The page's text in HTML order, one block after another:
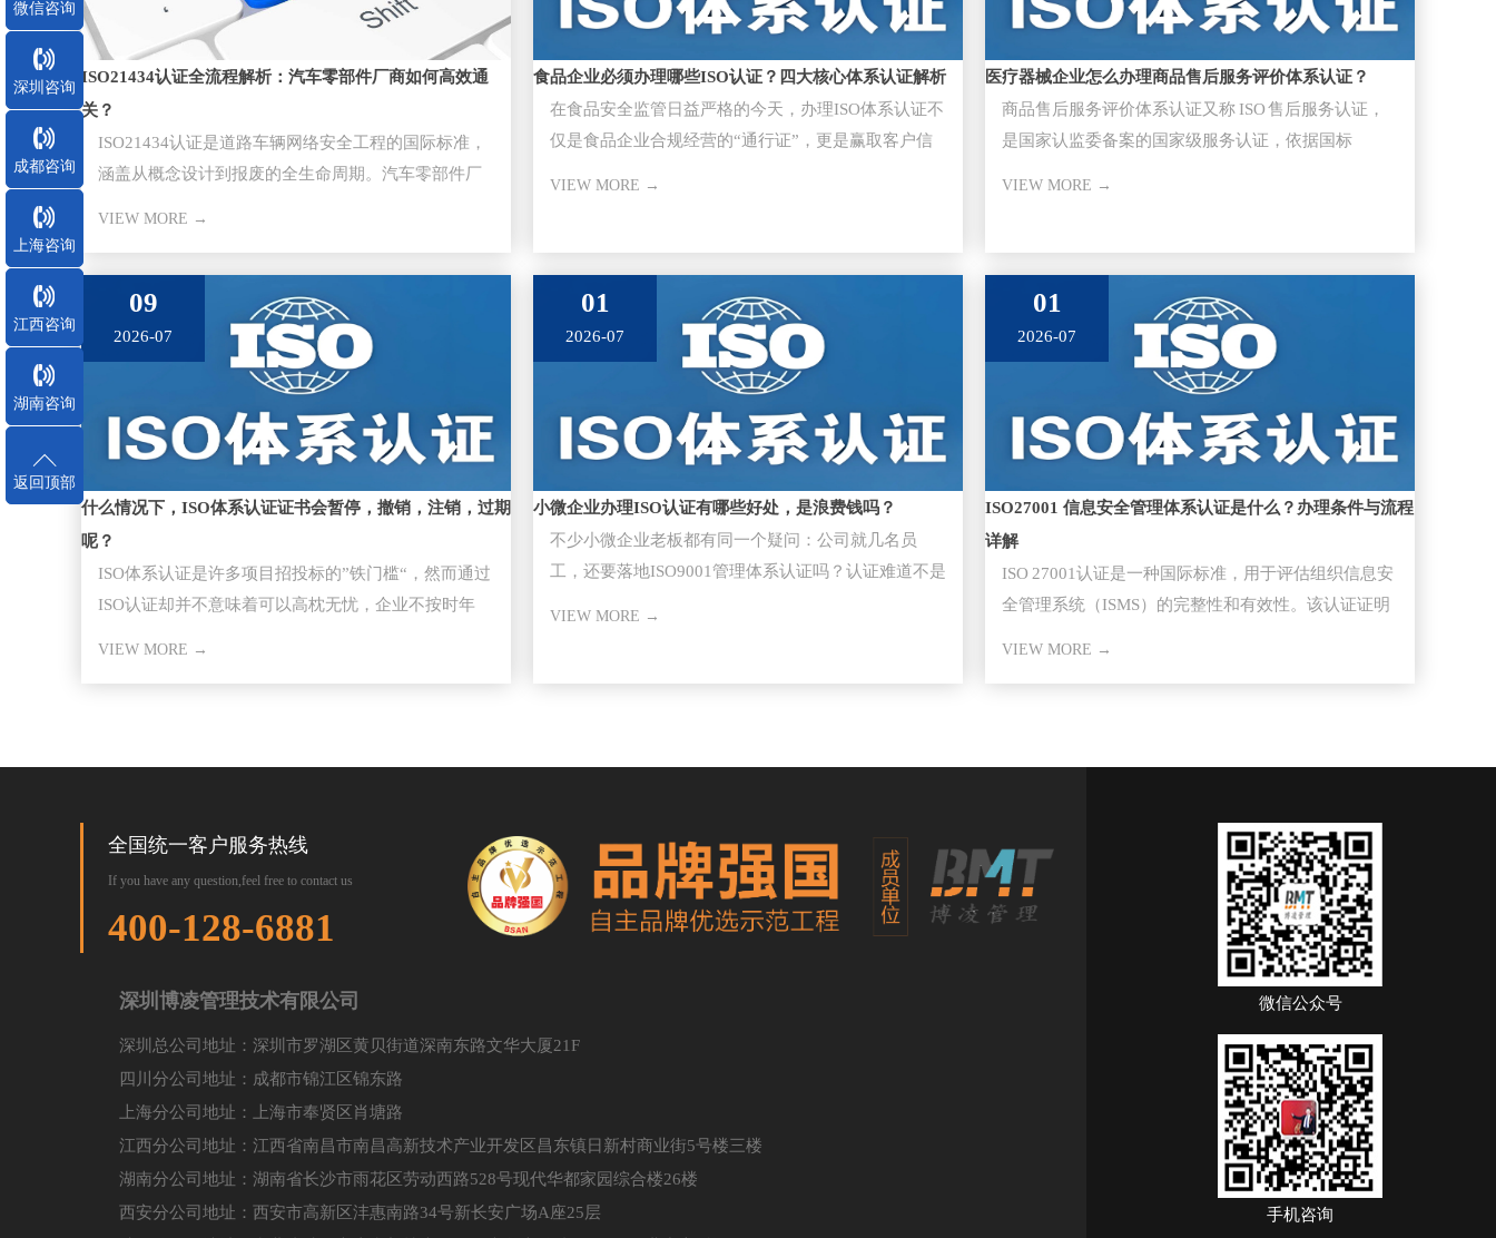
ISO21434认证全流程解析：汽车零部件厂商如何高效通
关？
ISO21434认证是道路车辆网络安全工程的国际标准，
涵盖从概念设计到报废的全生命周期。汽车零部件厂
VIEW MORE →
食品企业必须办理哪些ISO认证？四大核心体系认证解析
在食品安全监管日益严格的今天，办理ISO体系认证不
仅是食品企业合规经营的“通行证”，更是赢取客户信
VIEW MORE →
医疗器械企业怎么办理商品售后服务评价体系认证？
商品售后服务评价体系认证又称 ISO 售后服务认证，
是国家认监委备案的国家级服务认证，依据国标
VIEW MORE →
09
2026-07
什么情况下，ISO体系认证证书会暂停，撤销，注销，过期
呢？
ISO体系认证是许多项目招投标的”铁门槛“，然而通过
ISO认证却并不意味着可以高枕无忧，企业不按时年
VIEW MORE →
01
2026-07
小微企业办理ISO认证有哪些好处，是浪费钱吗？
不少小微企业老板都有同一个疑问：公司就几名员
工，还要落地ISO9001管理体系认证​吗？认证难道不是
VIEW MORE →
01
2026-07
ISO27001 信息安全管理体系认证是什么？办理条件与流程
详解
ISO 27001认证​是一种国际标准，用于评估组织信息安
全管理系统（ISMS）的完整性和有效性。该认证证明
VIEW MORE →
全国统一客户服务热线
If you have any question,feel free to contact us
400-128-6881
深圳博凌管理技术有限公司
深圳总公司地址：深圳市罗湖区黄贝街道深南东路文华大厦21F
四川分公司地址：成都市锦江区锦东路
上海分公司地址：上海市奉贤区肖塘路
江西分公司地址：江西省南昌市南昌高新技术产业开发区昌东镇日新村商业街5号楼三楼
湖南分公司地址：湖南省长沙市雨花区劳动西路528号现代华都家园综合楼26楼
西安分公司地址：西安市高新区沣惠南路34号新长安广场A座25层
微信公众号
手机咨询
微信咨询
深圳咨询
成都咨询
上海咨询
江西咨询
湖南咨询
返回顶部